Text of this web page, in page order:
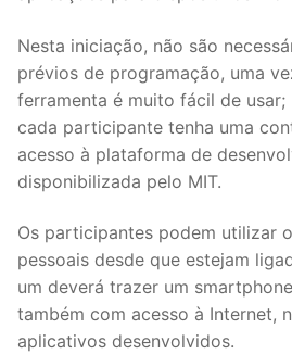
Nesta iniciação, não são
prévios de programação, uma
ferramenta é muito fácil de usar;
cada participante tenha uma
acesso à plataforma de
disponibilizada pelo MIT.
Os participantes podem utilizar
pessoais desde que estejam
um deverá trazer um
também com acesso à Internet,
aplicativos desenvolvidos.